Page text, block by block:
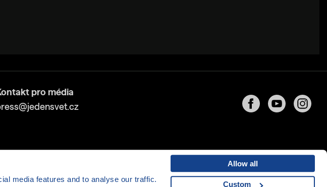
media features and to analyse our traffic.
Allow all
Custom
pro média